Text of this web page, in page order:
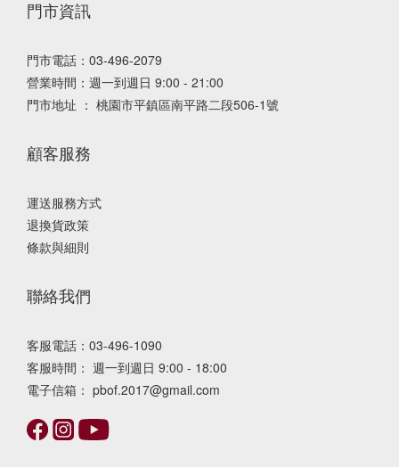
門市資訊
門市電話：03-496-2079
營業時間：週一到週日 9:00 - 21:00
門市地址 ： 桃園市平鎮區南平路二段506-1號
顧客服務
運送服務方式
退換貨政策
條款與細則
聯絡我們
客服電話：03-496-1090
客服時間： 週一到週日 9:00 - 18:00
電子信箱： pbof.2017@gmail.com